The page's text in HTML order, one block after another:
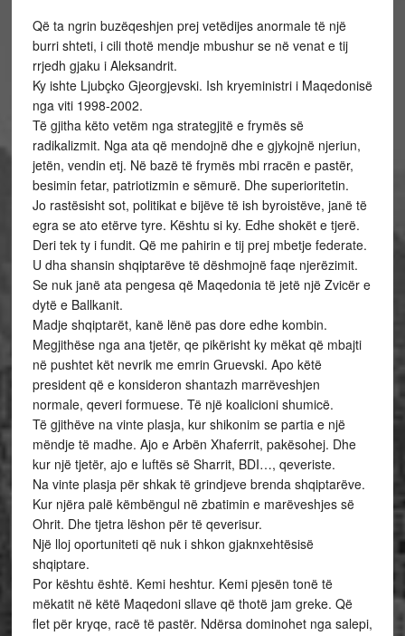
Që ta ngrin buzëqeshjen prej vetëdijes anormale të një
burri shteti, i cili thotë mendje mbushur se në venat e tij
rrjedh gjaku i Aleksandrit.
Ky ishte Ljubçko Gjeorgjevski. Ish kryeministri i Maqedonisë
nga viti 1998-2002.
Të gjitha këto vetëm nga strategjitë e frymës së
radikalizmit. Nga ata që mendojnë dhe e gjykojnë njeriun,
jetën, vendin etj. Në bazë të frymës mbi rracën e pastër,
besimin fetar, patriotizmin e sëmurë. Dhe superioritetin.
Jo rastësisht sot, politikat e bijëve të ish byroistëve, janë të
egra se ato etërve tyre. Kështu si ky. Edhe shokët e tjerë.
Deri tek ty i fundit. Që me pahirin e tij prej mbetje federate.
U dha shansin shqiptarëve të dëshmojnë faqe njerëzimit.
Se nuk janë ata pengesa që Maqedonia të jetë një Zvicër e
dytë e Ballkanit.
Madje shqiptarët, kanë lënë pas dore edhe kombin.
Megjithëse nga ana tjetër, qe pikërisht ky mëkat që mbajti
në pushtet kët nevrik me emrin Gruevski. Apo këtë
president që e konsideron shantazh marrëveshjen
normale, qeveri formuese. Të një koalicioni shumicë.
Të gjithëve na vinte plasja, kur shikonim se partia e një
mëndje të madhe. Ajo e Arbën Xhaferrit, pakësohej. Dhe
kur një tjetër, ajo e luftës së Sharrit, BDI…, qeveriste.
Na vinte plasja për shkak të grindjeve brenda shqiptarëve.
Kur njëra palë këmbëngul në zbatimin e marëveshjes së
Ohrit. Dhe tjetra lëshon për të qeverisur.
Një lloj oportuniteti që nuk i shkon gjaknxehtësisë
shqiptare.
Por kështu është. Kemi heshtur. Kemi pjesën tonë të
mëkatit në këtë Maqedoni sllave që thotë jam greke. Që
flet për kryqe, racë të pastër. Ndërsa dominohet nga salepi,